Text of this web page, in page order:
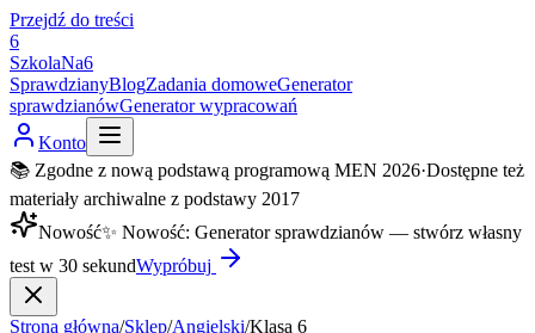
Przejdź do treści
6
SzkolaNa6
SprawdzianyBlogZadania domoweGenerator
sprawdzianówGenerator wypracowań
Konto
📚 Zgodne z nową podstawą programową MEN 2026·Dostępne też
materiały archiwalne z podstawy 2017
Nowość✨ Nowość: Generator sprawdzianów — stwórz własny
test w 30 sekundWypróbuj
Strona główna/Sklep/Angielski/Klasa 6